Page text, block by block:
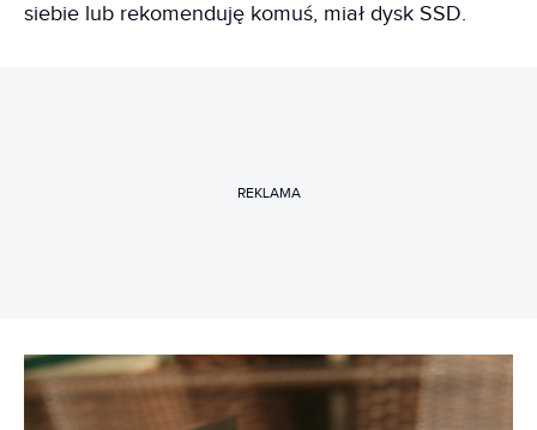
siebie lub rekomenduję komuś, miał dysk SSD.
REKLAMA